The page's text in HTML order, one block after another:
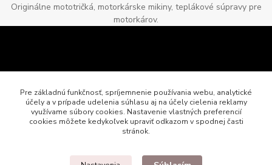
Originálne mototričká, motorkárske mikiny, teplákové súpravy pre
motorkárov.
Pre základnú funkčnosť, spríjemnenie používania webu, analytické
účely a v prípade udelenia súhlasu aj na účely cielenia reklamy
využívame súbory cookies. Nastavenie vlastných preferencií
cookies môžete kedykoľvek upraviť odkazom v spodnej časti
stránok.